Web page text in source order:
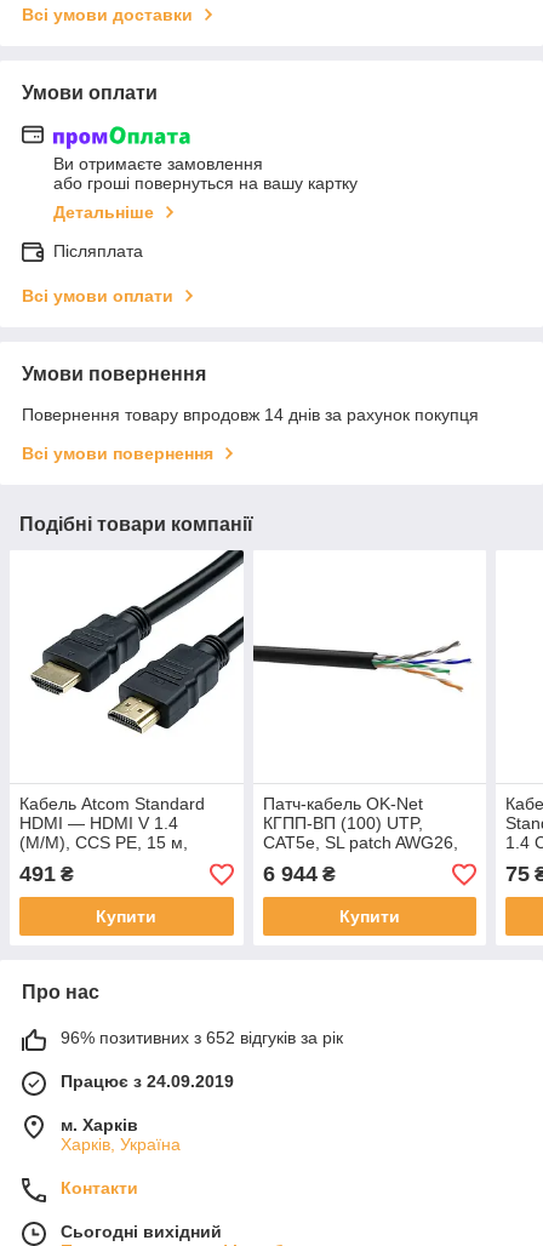
Всі умови доставки
Умови оплати
Ви отримаєте замовлення
або гроші повернуться на вашу картку
Детальніше
Післяплата
Всі умови оплати
Умови повернення
Повернення товару впродовж 14 днів за рахунок покупця
Всі умови повернення
Подібні товари компанії
Кабель Atcom Standard
HDMI — HDMI V 1.4
(M/M), CCS PE, 15 м,
Black (17395)
491 ₴
Купити
Патч-кабель OK-Net
КГПП-ВП (100) UTP,
CAT5е, SL patch AWG26,
4х2х0.48, бухта 305 м
(7933129)
6 944₴
Купити
1.4
75
Про нас
96% позитивних з 652 відгуків за рік
Працює з 24.09.2019
м. Харків
Харків, Україна
Контакти
Сьогодні вихідний